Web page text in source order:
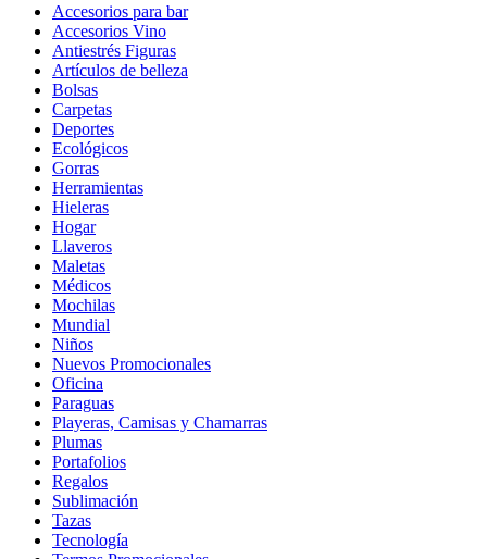
Accesorios para bar
Accesorios Vino
Antiestrés Figuras
Artículos de belleza
Bolsas
Carpetas
Deportes
Ecológicos
Gorras
Herramientas
Hieleras
Hogar
Llaveros
Maletas
Médicos
Mochilas
Mundial
Niños
Nuevos Promocionales
Oficina
Paraguas
Playeras, Camisas y Chamarras
Plumas
Portafolios
Regalos
Sublimación
Tazas
Tecnología